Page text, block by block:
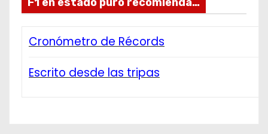
Cronómetro de Récords
Escrito desde las tripas